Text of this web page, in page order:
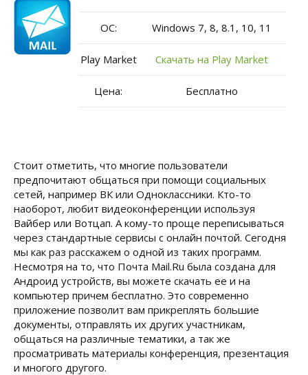
ОС: Windows 7, 8, 8.1, 10, 11
Play Market Скачать на Play Market
Цена: Бесплатно
Стоит отметить, что многие пользователи
предпочитают общаться при помощи социальных
сетей, например ВК или Одноклассники. Кто-то
наоборот, любит видеоконференции используя
Вайбер или Вотцап. А кому-то проще переписываться
через стандартные сервисы с онлайн почтой. Сегодня
мы как раз расскажем о одной из таких программ.
Несмотря на то, что Почта Mail.Ru была создана для
Андроид устройств, вы можете скачать ее и на
компьютер причем бесплатно. Это современно
приложение позволит вам прикреплять большие
документы, отправлять их других участникам,
общаться на различные тематики, а так же
просматривать материалы конференция, презентация
и многого другого.